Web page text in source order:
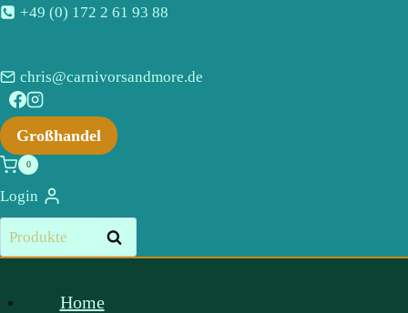
Zum+49 (0) 172 2 61 93 88
chris@carnivorsandmore.de
Großhandel
0
Login
Suchen
nach:
Suchen
Home